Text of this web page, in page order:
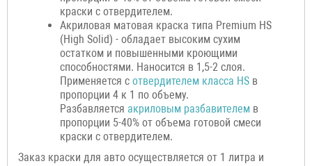
краски с отвердителем.
Акриловая матовая краска типа Premium HS
(High Solid) - обладает высоким сухим
остатком и повышенными кроющими
способностями. Наносится в 1,5-2 слоя.
Применяется с отвердителем класса HS в
пропорции 4 к 1 по объему.
Разбавляется акриловым разбавителем в
пропорции 5-40% от объема готовой смеси
краски с отвердителем.
Заказ краски для авто осуществляется от 1 литра и